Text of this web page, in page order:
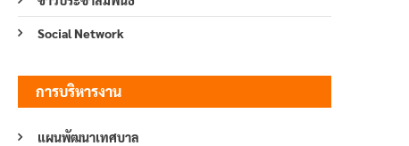
Social Network
การบริหารงาน
แผนพัฒนาเทศบาล